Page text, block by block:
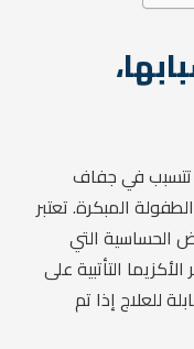
تتسبب في جفاف
المبكرة. تعتبر
الحساسية التي
التأتبية على
للعلاج إذا تم